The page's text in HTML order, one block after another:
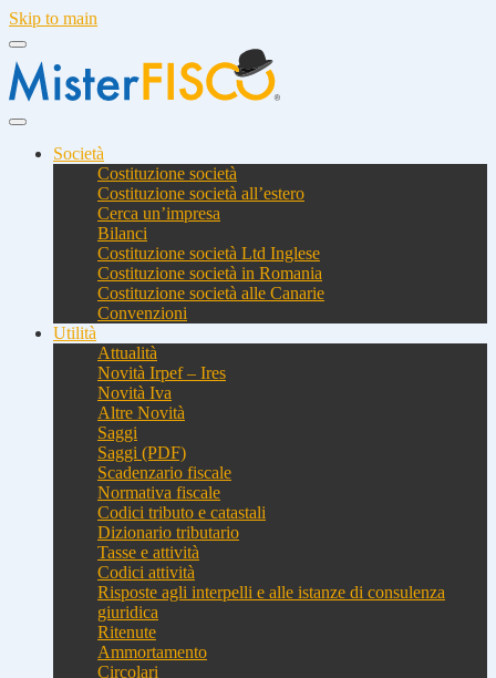
Skip to main
Società
Costituzione società
Costituzione società all’estero
Cerca un’impresa
Bilanci
Costituzione società Ltd Inglese
Costituzione società in Romania
Costituzione società alle Canarie
Convenzioni
Utilità
Attualità
Novità Irpef – Ires
Novità Iva
Altre Novità
Saggi
Saggi (PDF)
Scadenzario fiscale
Normativa fiscale
Codici tributo e catastali
Dizionario tributario
Tasse e attività
Codici attività
Risposte agli interpelli e alle istanze di consulenza
giuridica
Ritenute
Ammortamento
Circolari